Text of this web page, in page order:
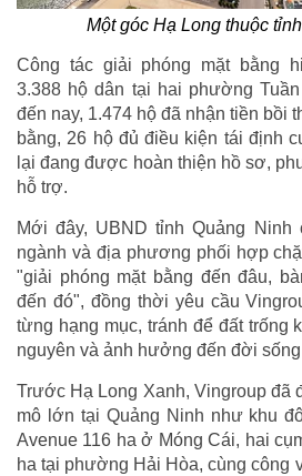
Một góc Hạ Long thuộc
Công tác giải phóng mặt bằng
3.388 hộ dân tại hai phường
đến nay, 1.474 hộ đã nhận tiền bồi
bằng, 26 hộ đủ điều kiện tái định
lại đang được hoàn thiện hồ sơ,
hỗ trợ.
Mới đây, UBND tỉnh Quảng Ninh
ngành và địa phương phối hợp
"giải phóng mặt bằng đến đâu,
đến đó", đồng thời yêu cầu
từng hạng mục, tránh để đất trống
nguyên và ảnh hưởng đến đời
Trước Hạ Long Xanh, Vingroup đã
mô lớn tại Quảng Ninh như khu
Avenue 116 ha ở Móng Cái, hai
ha tại phường Hải Hòa, cùng công